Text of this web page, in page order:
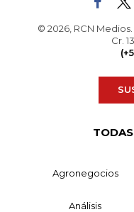
© 2026, RCN
Cr.
Agronegocios
Análisis